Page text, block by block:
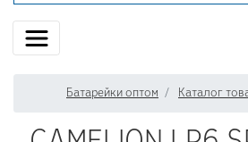
Батарейки оптом Каталог